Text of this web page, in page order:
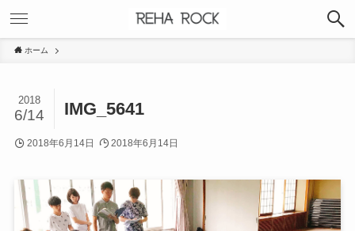
ホーム
IMG_5641
2018
6/14
2018年6月14日 2018年6月14日